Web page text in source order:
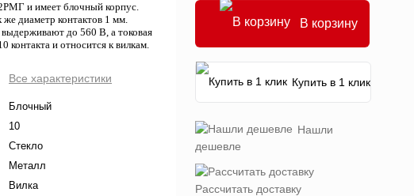
и имеет блочный корпус.
же диаметр контактов 1 мм.
до 560 В, а токовая
и относится к вилкам.
Все характеристики
Блочный
10
Стекло
Металл
Вилка
В корзину
Купить в 1 клик
Нашли
дешевле
Рассчитать доставку